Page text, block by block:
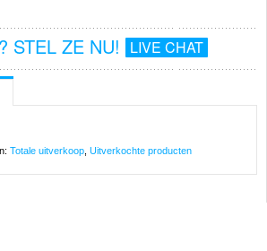
STEL ZE NU! LIVE CHAT
Totale uitverkoop Uitverkochte producten